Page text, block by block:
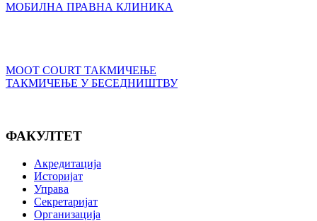
МОБИЛНА ПРАВНА КЛИНИКА
MOOT COURT ТАКМИЧЕЊЕ
ТАКМИЧЕЊЕ У БЕСЕДНИШТВУ
ФАКУЛТЕТ
Акредитација
Историјат
Управа
Секретаријат
Организација